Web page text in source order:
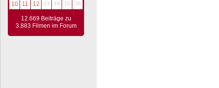
10
11 12 13 14 15 16
12.669 Beiträge zu
3.883 Filmen im Forum